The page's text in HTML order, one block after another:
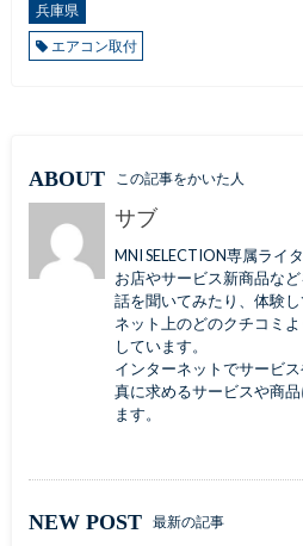
兵庫県
エアコン取付
ABOUT この記事をかいた人
サブ
MNI SELECTION専属ライ
お店やサービス新商品な
話を聞いてみたり、体験
ネット上のどのクチコミ
しています。
インターネットでサービ
真に求めるサービスや商
ます。
NEW POST 最新の記事